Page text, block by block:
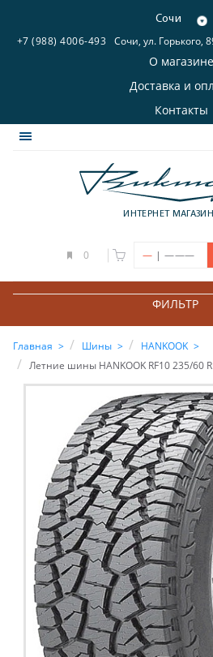
Сочи
+7 (988) 4006-493 Сочи, ул. Горького,
О магазине
Доставка и
Контакты
ИНТЕРНЕТ
0 — | ———
ФИЛЬТР
Главная Шины
HANKOOK
Летние шины HANKOOK RF10 235/60